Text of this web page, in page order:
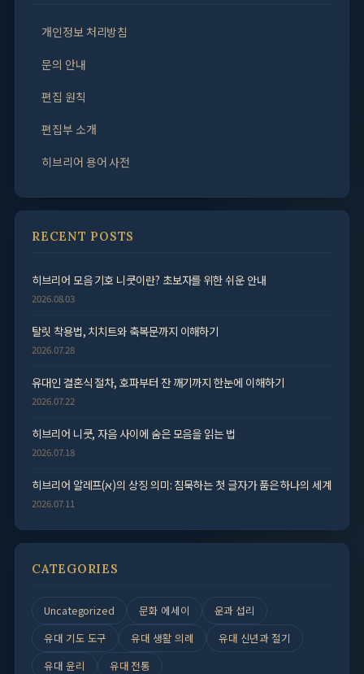
개인정보 처리방침
문의 안내
편집 원칙
편집부 소개
히브리어 용어 사전
RECENT POSTS
히브리어 모음 기호 니쿳이란? 초보자를 위한 쉬운 안내
2026.08.03
탈릿 착용법, 치치트와 축복문까지 이해하기
2026.07.28
유대인 결혼식 절차, 호파부터 잔 깨기까지 한눈에 이해하기
2026.07.22
히브리어 니쿳, 자음 사이에 숨은 모음을 읽는 법
2026.07.18
히브리어 알레프(א)의 상징 의미: 침묵하는 첫 글자가 품은 하나의 세계
2026.07.11
CATEGORIES
Uncategorized 문화 에세이
운과 섭리
유대 기도 도구
유대 생활 의례
유대 신년과 절기
유대 윤리
유대 전통